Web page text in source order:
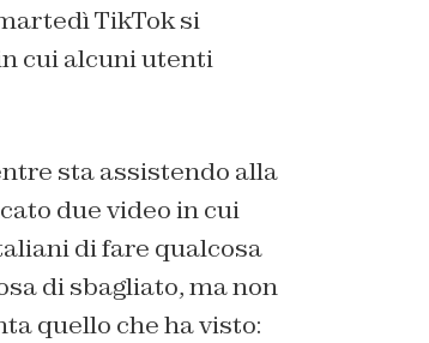
TikTok si
cui alcuni utenti
sta assistendo alla
due video in cui
di fare qualcosa
di sbagliato, ma non
quello che ha visto: